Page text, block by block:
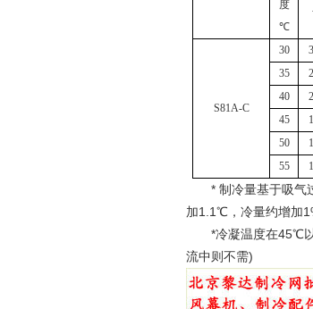
度
℃
S81A-C
30
35
40
45
50
55
* 制冷量基于吸气
加1.1℃，冷量约增加
*冷凝温度在45℃以
流中则不需)